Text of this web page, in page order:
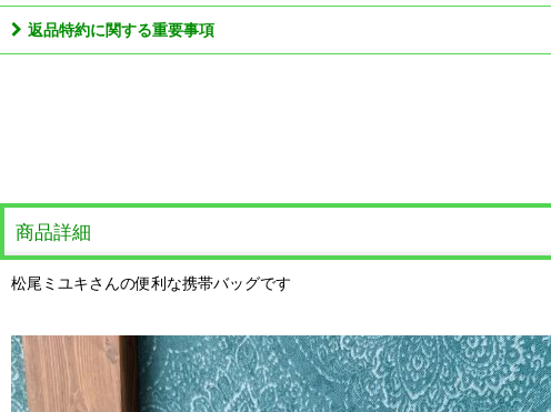
返品特約に関する重要事項
商品詳細
松尾ミユキさんの便利な携帯バッグです